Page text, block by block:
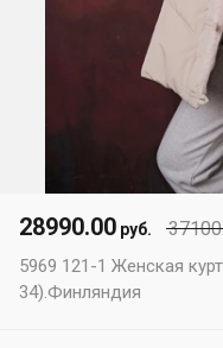
28990.00 руб.
5969 121-1 Женская
34).Финляндия